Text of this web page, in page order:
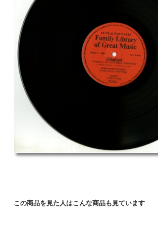
この商品を見た人はこんな商品も見ています